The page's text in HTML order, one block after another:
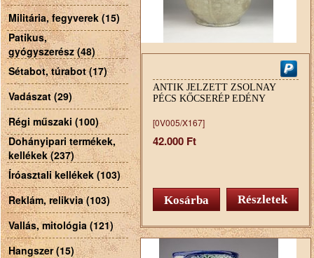
Militária, fegyverek (15)
Patikus,
gyógyszerész (48)
Sétabot, túrabot (17)
Vadászat (29)
Régi műszaki (100)
Dohányipari termékek,
kellékek (237)
Íróasztali kellékek (103)
Reklám, relikvia (103)
Vallás, mitológia (121)
Hangszer (15)
ANTIK JELZETT ZSOLNAY
PÉCS KŐCSERÉP EDÉNY
[0V005/X167]
42.000 Ft
Részletek